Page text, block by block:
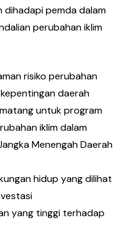
dihadapi pemda dalam
perubahan iklim
risiko perubahan
daerah
untuk program
iklim dalam
Menengah Daerah
hidup yang dilihat
yang tinggi terhadap